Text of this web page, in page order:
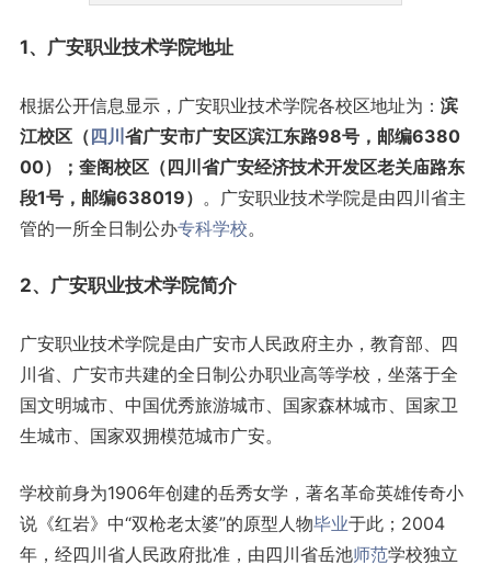
1、广安职业技术学院地址
根据公开信息显示，广安职业技术学院各校区地址为： 滨
江校区（四川 省广安市广安区滨江东路98号，邮编6380
00）；奎阁校区（四川省广安经济技术开发区老关庙路东
段1号，邮编638019） 。广安职业技术学院是由四川省主
管的一所全日制公办专科学校。
2、广安职业技术学院简介
广安职业技术学院是由广安市人民政府主办，教育部、四
川省、广安市共建的全日制公办职业高等学校，坐落于全
国文明城市、中国优秀旅游城市、国家森林城市、国家卫
生城市、国家双拥模范城市广安。
学校前身为1906年创建的岳秀女学，著名革命英雄传奇小
说《红岩》中“双枪老太婆”的原型人物毕业于此；2004
年，经四川省人民政府批准，由四川省岳池师范学校独立